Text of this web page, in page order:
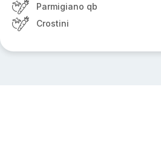
Parmigiano qb
Crostini